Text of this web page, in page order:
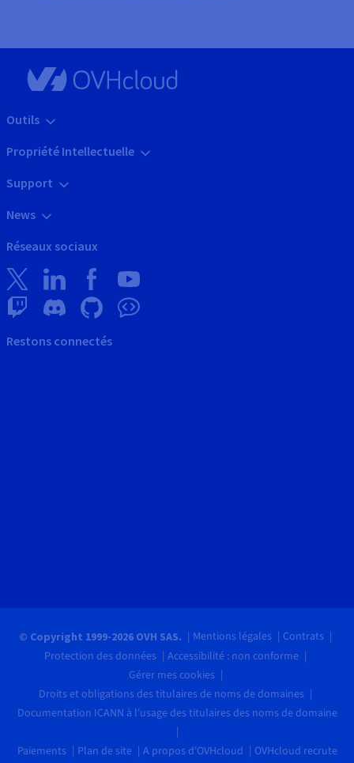
Outils
Propriété Intellectuelle
Support
News
Réseaux sociaux
Restons connectés
© Copyright 1999-2026 OVH SAS. Mentions légales
Contrats
Protection des données
Accessibilité : non conforme
Gérer mes cookies
Droits et obligations des titulaires de noms de domaines
Documentation ICANN à l'usage des titulaires des noms de domaine
Paiements Plan de site A propos d'OVHcloud OVHcloud recrute